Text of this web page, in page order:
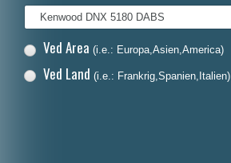
Italiano
Nederlands
Ved Area (i.e.: Europa,Asien,America)
Ved Land (i.e.: Frankrig,Spanien,Italien)